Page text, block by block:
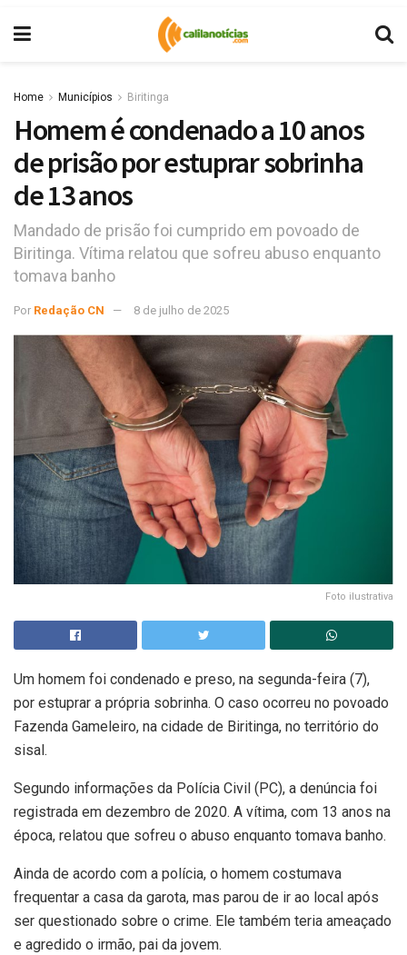
Home Municípios Biritinga
Homem é condenado a 10 anos
de prisão por estuprar sobrinha
de 13 anos
Mandado de prisão foi cumprido em povoado de
Biritinga. Vítima relatou que sofreu abuso enquanto
tomava banho
Por Redação CN 8 de julho de 2025
Foto ilustrativa
Um homem foi condenado e preso, na segunda-feira (7),
por estuprar a própria sobrinha. O caso ocorreu no povoado
Fazenda Gameleiro, na cidade de Biritinga, no território do
sisal.
Segundo informações da Polícia Civil (PC), a denúncia foi
registrada em dezembro de 2020. A vítima, com 13 anos na
época, relatou que sofreu o abuso enquanto tomava banho.
Ainda de acordo com a polícia, o homem costumava
frequentar a casa da garota, mas parou de ir ao local após
ser questionado sobre o crime. Ele também teria ameaçado
e agredido o irmão, pai da jovem.